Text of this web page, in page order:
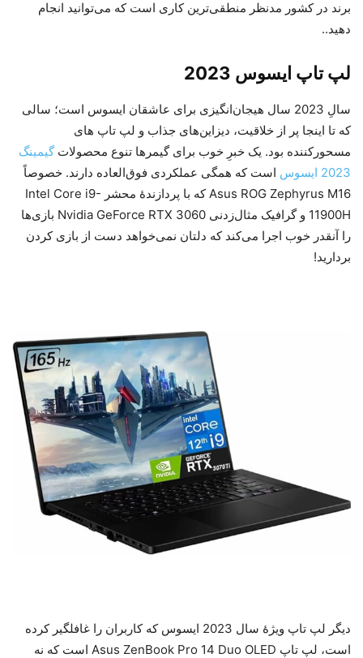
برند در کشور مدنظر منطقی‌ترین کاری است که می‌توانید انجام
دهید..
لپ تاپ ایسوس 2023
سالِ 2023 سال هیجان‌انگیزی برای عاشقان ایسوس است؛ سالی
که تا اینجا پر از خلاقیت، دیزاین‌های جذاب و لپ تاپ های
مسحورکننده بود. یک خبرِ خوب برای گیمرها تنوع محصولاتگیمینگ
2023 ایسوس
است که همگی عملکردی فوق‌العاده دارند. خصوصاً
Asus ROG Zephyrus M16 که با پردازندۀ محشر Intel Core i9-
11900H و گرافیک مثال‌زدنی Nvidia GeForce RTX 3060 بازی‌ها
را آنقدر خوب اجرا می‌کند که دلتان نمی‌خواهد دست از بازی کردن
بردارید!
دیگر لپ تاپ ویژۀ سال 2023 ایسوس که کاربران را غافلگیر کرده
است، لپ تاپ Asus ZenBook Pro 14 Duo OLED است که نه